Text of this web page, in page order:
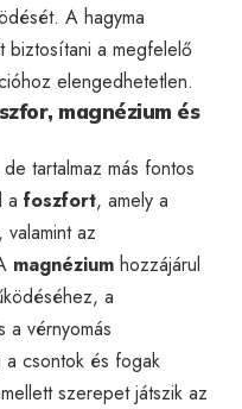
A hagyma
biztosítani a megfelelő
elengedhetetlen.
magnézium és
tartalmaz más fontos
a foszfort, amely a
az
magnézium hozzájárul
a
a vérnyomás
csontok és fogak
szerepet játszik az